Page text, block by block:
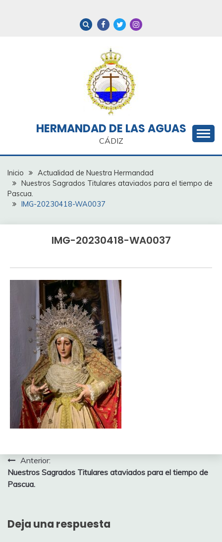
HERMANDAD DE LAS AGUAS
CÁDIZ
Inicio
Actualidad de Nuestra Hermandad
Nuestros Sagrados Titulares ataviados para el tiempo de
Pascua.
IMG-20230418-WA0037
IMG-20230418-WA0037
Navegación
de
Anterior:
Nuestros Sagrados Titulares ataviados para el tiempo de
Pascua.
Deja una respuesta